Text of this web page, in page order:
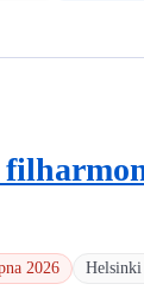
2026 Helsinki